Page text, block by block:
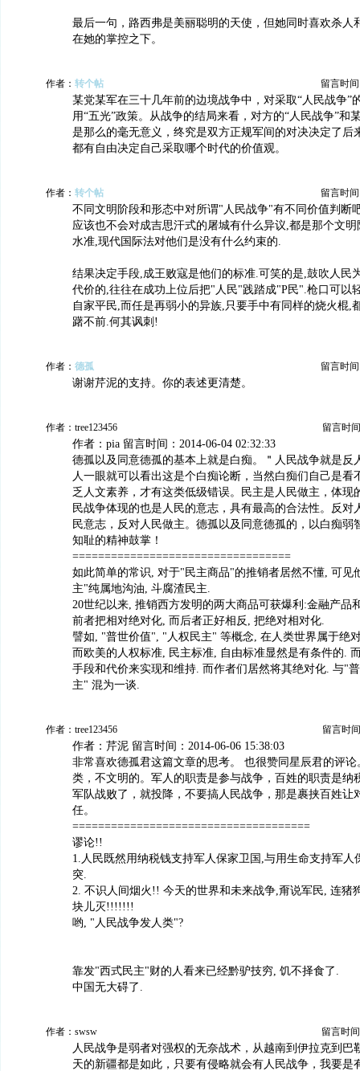
最后一句，路西弗是美丽聪明的天使，但她同时喜欢杀人
在她的掌控之下。
作者： 转个帖 留言时间
某党某军在三十几年前的边境战争中，对采取“人民战争”
用“五光”政策。从战争的结局来看，对方的“人民战争”和
是那么的毫无意义，终究是双方正规军间的对决决定了后
都有自由决定自己采取哪个时代的价值观。
作者： 转个帖 留言时间
不同文明阶段和形态中对所谓"人民战争"有不同价值判断
应该也不会对成吉思汗式的屠城有什么异议,都是那个文
水准,现代国际法对他们是没有什么约束的.
结果决定手段,成王败寇是他们的标准.可笑的是,鼓吹人民
代价的,往往在成功上位后把"人民"践踏成"P民".枪口可以
自家平民,而任是再弱小的异族,只要手中有同样的烧火棍,
躇不前.何其讽刺!
作者： 德孤 留言时间
谢谢芹泥的支持。你的表述更清楚。
作者：tree123456 留言时
作者：pia 留言时间：2014-06-04 02:32:33
德孤以及同意德孤的基本上就是白痴。＂人民战争就是反
人一眼就可以看出这是个白痴论断，当然白痴们自己是看
乏人文素养，才有这类低级错误。民主是人民做主，体现
民战争体现的也是人民的意志，具有最高的合法性。反对
民意志，反对人民做主。德孤以及同意德孤的，以白痴弱
知耻的精神鼓掌！
==================================
如此简单的常识, 对于"民主商品"的推销者居然不懂, 可见
主"纯属地沟油, 斗腐渣民主.
20世纪以来, 推销西方发明的两大商品可获爆利:金融产品
前者把相对绝对化, 而后者正好相反, 把绝对相对化.
譬如, "普世价值", "人权民主" 等概念, 在人类世界属于绝
而欧美的人权标准, 民主标准, 自由标准显然是有条件的.
手段和代价来实现和维持. 而作者们居然将其绝对化. 与"
主" 混为一谈.
作者：tree123456 留言时
作者：芹泥 留言时间：2014-06-06 15:38:03
非常喜欢德孤君这篇文章的思考。 也很赞同星辰君的评论
类，不文明的。军人的职责是参与战争，百姓的职责是纳
军队战败了，就投降，不要搞人民战争，那是裹挟百姓让
任。
=====================================
谬论!!
1.人民既然用纳税钱支持军人保家卫国,与用生命支持军人
突.
2. 不识人间烟火!! 今天的世界和未来战争,甭说军民, 连猪
块儿灭!!!!!!!
哟, "人民战争发人类"?
靠发"西式民主"财的人看来已经黔驴技穷, 饥不择食了.
中国无大碍了.
作者：swsw 留言时
人民战争是弱者对强权的无奈战术，从越南到伊拉克到巴
天的新疆都是如此，只要有侵略就会有人民战争，我要是